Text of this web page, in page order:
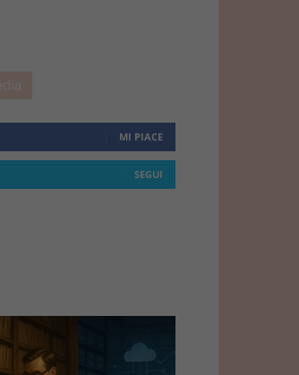
MI PIACE
SEGUI